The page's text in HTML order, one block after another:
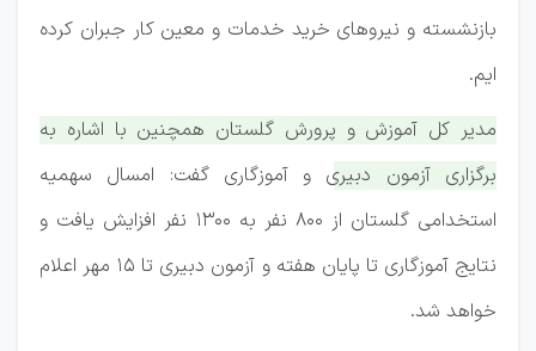
بازنشسته و نیرو‌های خرید خدمات و معین کار جبران کرده
ایم.
مدیر کل آموزش و پرورش گلستان همچنین با اشاره به
برگزاری آزمون دبیری و آموزگاری گفت: امسال سهمیه
استخدامی گلستان از ۸۰۰ نفر به ۱۳۰۰ نفر افزایش یافت و
نتایج آموزگاری تا پایان هفته و آزمون دبیری تا ۱۵ مهر اعلام
خواهد شد.